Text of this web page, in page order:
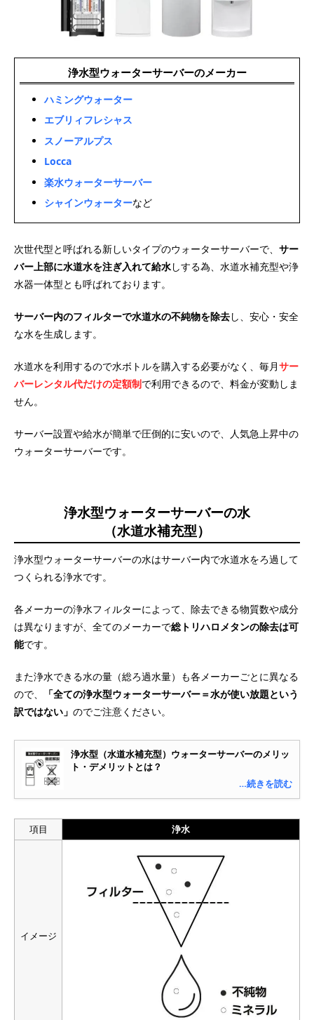
浄水型ウォーターサーバーのメーカー
ハミングウォーター
エブリィフレシャス
スノーアルプス
Locca
楽水ウォーターサーバー
シャインウォーターなど
次世代型と呼ばれる新しいタイプのウォーターサーバーで、 サー
バー上部に水道水を注ぎ入れて給水しする為、水道水補充型や浄
水器一体型とも呼ばれております。
サーバー内のフィルターで水道水の不純物を除去し、安心・安全
な水を生成します。
水道水を利用するので水ボトルを購入する必要がなく、毎月サー
バーレンタル代だけの定額制で利用できるので、料金が変動しま
せん。
サーバー設置や給水が簡単で圧倒的に安いので、人気急上昇中の
ウォーターサーバーです。
浄水型ウォーターサーバーの水
（水道水補充型）
浄水型ウォーターサーバーの水はサーバー内で水道水をろ過して
つくられる浄水です。
各メーカーの浄水フィルターによって、除去できる物質数や成分
は異なりますが、全てのメーカーで総トリハロメタンの除去は可
能です。
また浄水できる水の量（総ろ過水量）も各メーカーごとに異なる
ので、
「全ての浄水型ウォーターサーバー＝水が使い放題という
訳ではない」 のでご注意ください。
浄水型（水道水補充型）ウォーターサーバーのメリッ
ト・デメリットとは？
…続きを読む
項目 浄水
イメージ